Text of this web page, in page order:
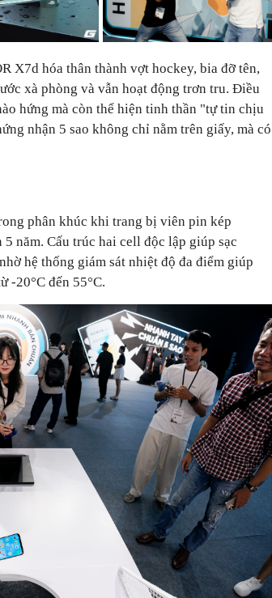
X7d hóa thân thành vợt hockey, bia đỡ tên,
xà phòng và vẫn hoạt động trơn tru. Điều
hứng mà còn thể hiện tinh thần "tự tin chịu
nhận 5 sao không chỉ nằm trên giấy, mà có
phân khúc khi trang bị viên pin kép
năm. Cấu trúc hai cell độc lập giúp sạc
hệ thống giám sát nhiệt độ đa điểm giúp
-20°C đến 55°C.